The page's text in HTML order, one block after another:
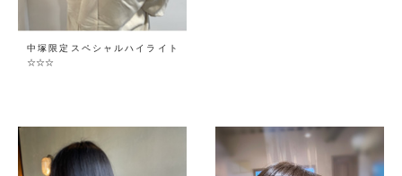
中塚限定スペシャルハイライト
☆☆☆